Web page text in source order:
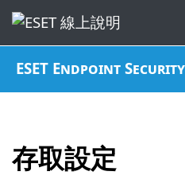
ESET Endpoint
存取設定